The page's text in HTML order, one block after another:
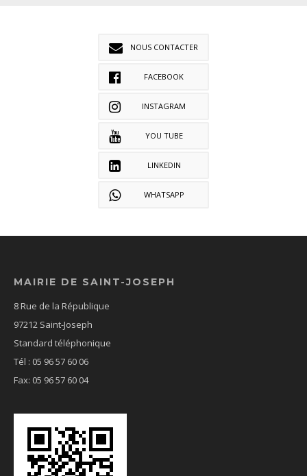
NOUS CONTACTER
FACEBOOK
INSTAGRAM
YOU TUBE
LINKEDIN
WHATSAPP
MAIRIE DE SAINT-JOSEPH
8 Rue de la République
97212 Saint-Joseph
Standard téléphonique
Tél : 05 96 57 60 06
Fax: 05 96 57 60 04